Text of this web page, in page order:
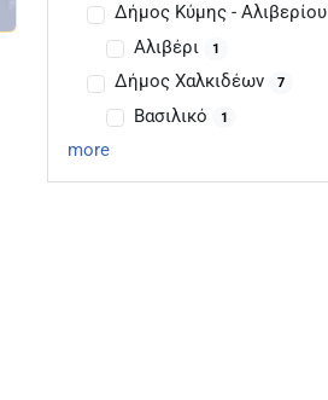
Δήμος Κύμης - Αλιβερίου
Αλιβέρι 1
Δήμος Χαλκιδέων 7
Βασιλικό 1
more